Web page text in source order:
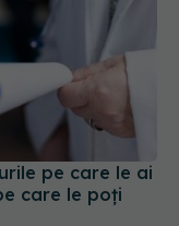
pe care le ai
care le poți